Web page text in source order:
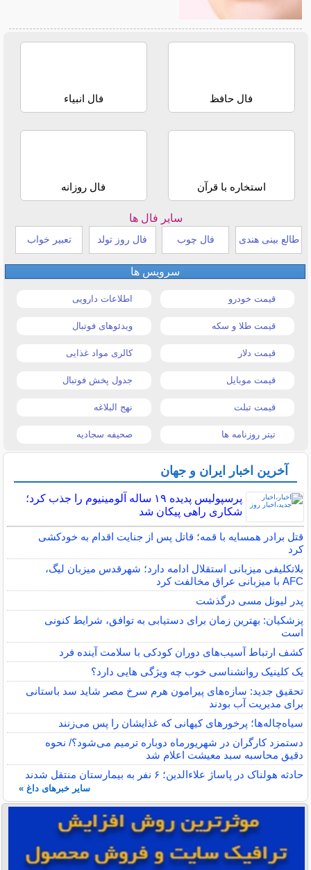
فال حافظ فال انبیاء
استخاره با قرآن فال روزانه
سایر فال ها
طالع بینی هندی فال چوب فال روز تولد تعبیر خواب
سرویس ها
قیمت خودرو اطلاعات دارویی
قیمت طلا و سکه ویدئوهای فوتبال
قیمت دلار کالری مواد غذایی
قیمت موبایل جدول پخش فوتبال
قیمت تبلت نهج البلاغه
تیتر روزنامه ها صحیفه سجادیه
آخرین اخبار ایران و جهان
پرسپولیس پدیده ۱۹ ساله آلومینیوم را جذب کرد؛
شکاری راهی پیکان شد
قتل برادر همسایه با قمه؛ قاتل پس از جنایت اقدام به خودکشی
کرد
بلاتکلیفی میزبانی استقلال ادامه دارد؛ شهرقدس میزبان لیگ،
AFC با میزبانی عراق مخالفت کرد
پدر لیونل مسی درگذشت
پزشکیان: بهترین زمان برای دستیابی به توافق، شرایط کنونی
است
کشف ارتباط آسیب‌های دوران کودکی با سلامت آینده فرد
یک کلینیک روانشناسی خوب چه ویژگی هایی دارد؟
تحقیق جدید: سازه‌های پیرامون هرم سرخ مصر شاید سد باستانی
برای مدیریت آب بودند
سیاه‌چاله‌ها؛ پرخورهای کیهانی که غذایشان را پس می‌زنند
دستمزد کارگران در شهریورماه دوباره ترمیم می‌شود؟/ نحوه
دقیق محاسبه سبد معیشت اعلام شد
حادثه هولناک در پاساژ علاءالدین؛ ۶ نفر به بیمارستان منتقل شدند
سایر خبرهای داغ »